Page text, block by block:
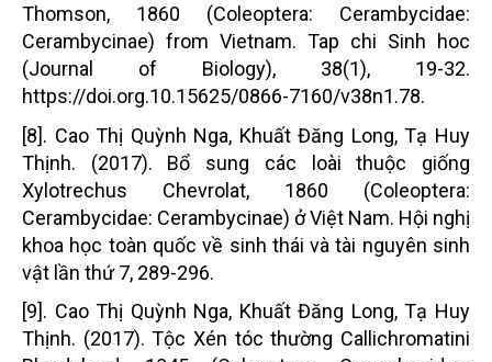
Thomson, 1860 (Coleoptera: Cerambycidae:
Cerambycinae) from Vietnam. Tap chi Sinh hoc
(Journal of Biology), 38(1), 19-32.
https://doi.org.10.15625/0866-7160/v38n1.78.
[8]. Cao Thị Quỳnh Nga, Khuất Đăng Long, Tạ Huy
Thịnh. (2017). Bổ sung các loài thuộc giống
Xylotrechus Chevrolat, 1860 (Coleoptera:
Cerambycidae: Cerambycinae) ở Việt Nam. Hội nghị
khoa học toàn quốc về sinh thái và tài nguyên sinh
vật lần thứ 7, 289-296.
[9]. Cao Thị Quỳnh Nga, Khuất Đăng Long, Tạ Huy
Thịnh. (2017). Tộc Xén tóc thường Callichromatini